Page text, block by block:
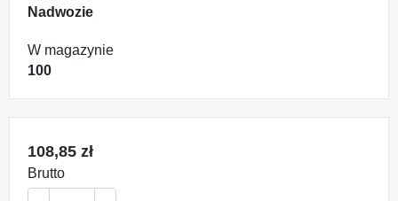
Nadwozie
W magazynie
100
108,85 zł
Brutto